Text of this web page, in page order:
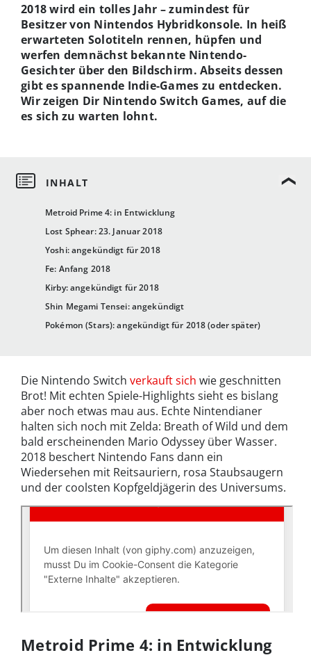
Metroid Prime 4: in Entwicklung
Lost Sphear: 23. Januar 2018
Yoshi: angekündigt für 2018
Fe: Anfang 2018
Kirby: angekündigt für 2018
Shin Megami Tensei: angekündigt
Pokémon (Stars): angekündigt für 2018 (oder später)
2018 wird ein tolles Jahr – zumindest für
Besitzer von Nintendos Hybridkonsole. In heiß
erwarteten Solotiteln rennen, hüpfen und
werfen demnächst bekannte Nintendo-
Gesichter über den Bildschirm. Abseits dessen
gibt es spannende Indie-Games zu entdecken.
Wir zeigen Dir Nintendo Switch Games, auf die
es sich zu warten lohnt.
Die Nintendo Switch verkauft sich wie geschnitten
Brot! Mit echten Spiele-Highlights sieht es bislang
aber noch etwas mau aus. Echte Nintendianer
halten sich noch mit Zelda: Breath of Wild und dem
bald erscheinenden Mario Odyssey über Wasser.
2018 beschert Nintendo Fans dann ein
Wiedersehen mit Reitsauriern, rosa Staubsaugern
und der coolsten Kopfgeldjägerin des Universums.
Metroid Prime 4: in Entwicklung